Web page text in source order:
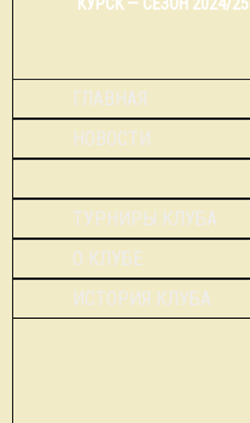
ГЛАВНАЯ
НОВОСТИ
ТУРНИРЫ КЛУБА
О КЛУБЕ
ИСТОРИЯ КЛУБА